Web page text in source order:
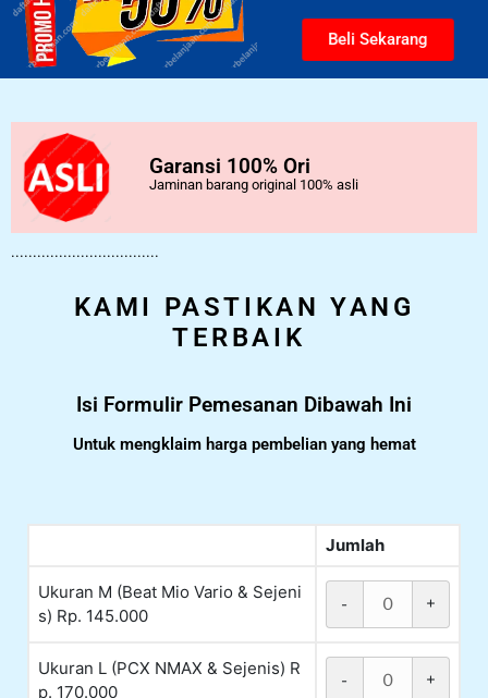
Beli Sekarang
Garansi 100% Ori
Jaminan barang original 100% asli
..................................
KAMI PASTIKAN YANG
TERBAIK
Isi Formulir Pemesanan Dibawah Ini
Untuk mengklaim harga pembelian yang hemat
Jumlah
Ukuran M (Beat Mio Vario & Sejeni
s) Rp. 145.000
- +
Ukuran L (PCX NMAX & Sejenis) R
p. 170.000
- +